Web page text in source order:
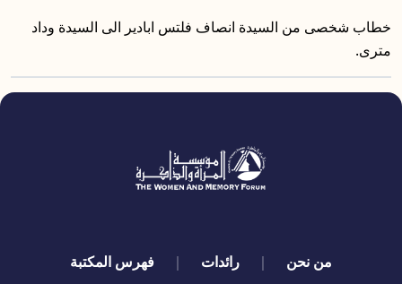
خطاب شخصى من السيدة انصاف فلتس ابادير الى السيدة وداد
مترى.
quick links
من نحن رائدات فهرس المكتبة